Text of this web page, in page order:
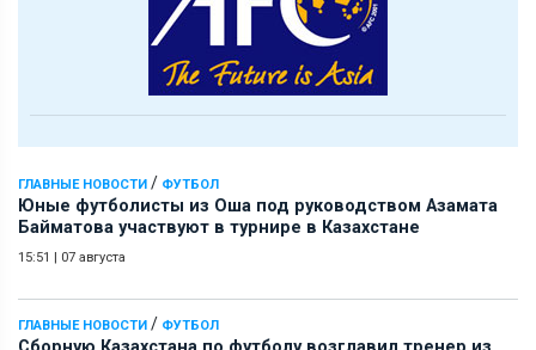
ГЛАВНЫЕ НОВОСТИ / ФУТБОЛ
Юные футболисты из Оша под руководством Азамата
Байматова участвуют в турнире в Казахстане
15:51 | 07 августа
ГЛАВНЫЕ НОВОСТИ / ФУТБОЛ